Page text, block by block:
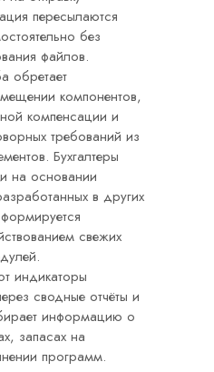
пересылаются
без
файлов.
обретает
компонентов,
компенсации и
требований из
Бухгалтеры
на основании
в других
свежих
индикаторы
сводные отчёты и
информацию о
запасах на
программ.